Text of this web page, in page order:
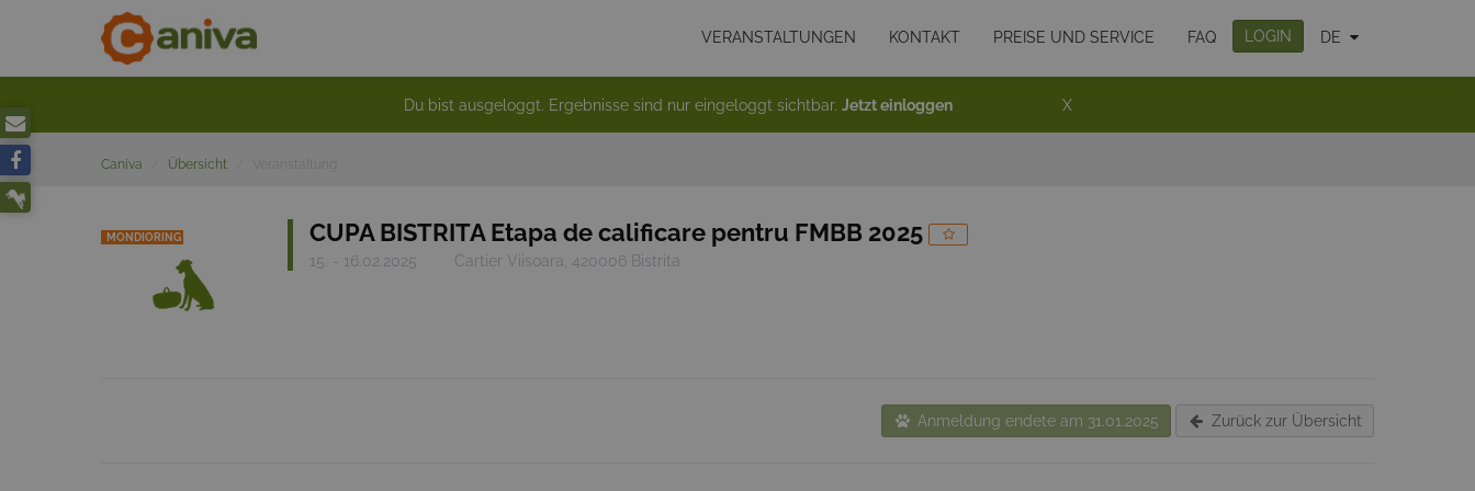
VERANSTALTUNGEN KONTAKT PREISE UND SERVICE FAQ LOGIN DE
Du bist ausgeloggt. Ergebnisse sind nur eingeloggt sichtbar. Jetzt einloggen X
Caniva Übersicht
MONDIORING CUPA BISTRITA Etapa de calificare pentru FMBB 2025
15. - 16.02.2025 Cartier Viisoara, 420006 Bistrita
Anmeldung endete am 31.01.2025 Zurück zur Übersicht